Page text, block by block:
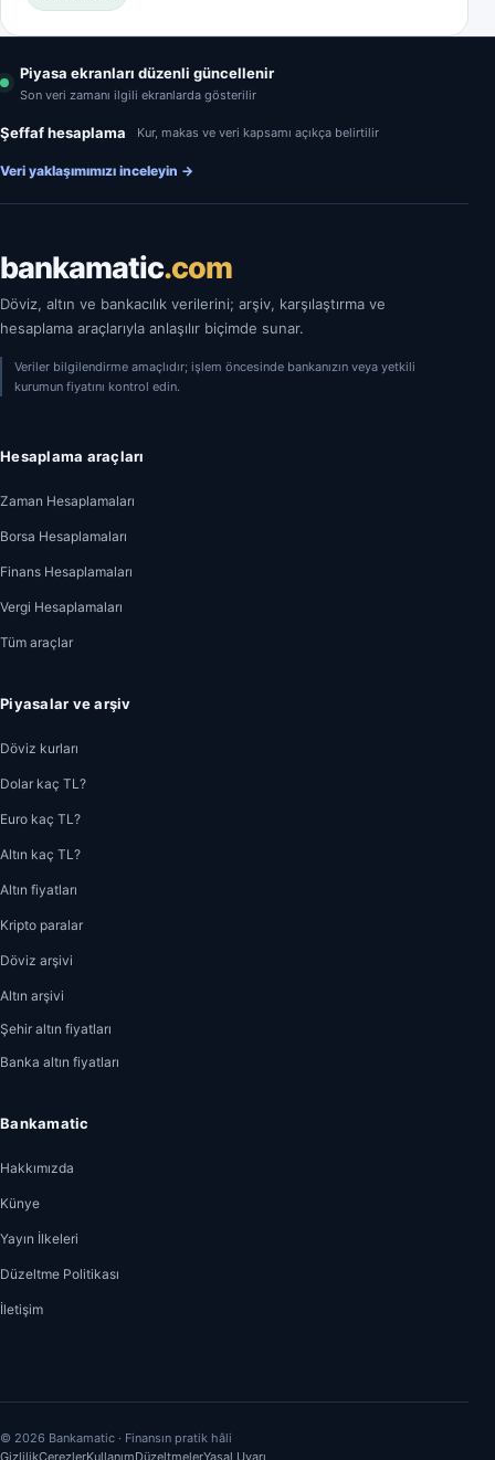
Piyasa ekranları düzenli güncellenir
Son veri zamanı ilgili ekranlarda gösterilir
Şeffaf hesaplama Kur, makas ve veri kapsamı açıkça belirtilir
Veri yaklaşımımızı inceleyin →
bankamatic.com
Döviz, altın ve bankacılık verilerini; arşiv, karşılaştırma ve
hesaplama araçlarıyla anlaşılır biçimde sunar.
Veriler bilgilendirme amaçlıdır; işlem öncesinde bankanızın veya yetkili
kurumun fiyatını kontrol edin.
Hesaplama araçları
Zaman Hesaplamaları
Borsa Hesaplamaları
Finans Hesaplamaları
Vergi Hesaplamaları
Tüm araçlar
Piyasalar ve arşiv
Döviz kurları
Dolar kaç TL?
Euro kaç TL?
Altın kaç TL?
Altın fiyatları
Kripto paralar
Döviz arşivi
Altın arşivi
Şehir altın fiyatları
Banka altın fiyatları
Bankamatic
Hakkımızda
Künye
Yayın İlkeleri
Düzeltme Politikası
İletişim
© 2026 Bankamatic · Finansın pratik hâli
GizlilikÇerezlerKullanımDüzeltmelerYasal Uyarı